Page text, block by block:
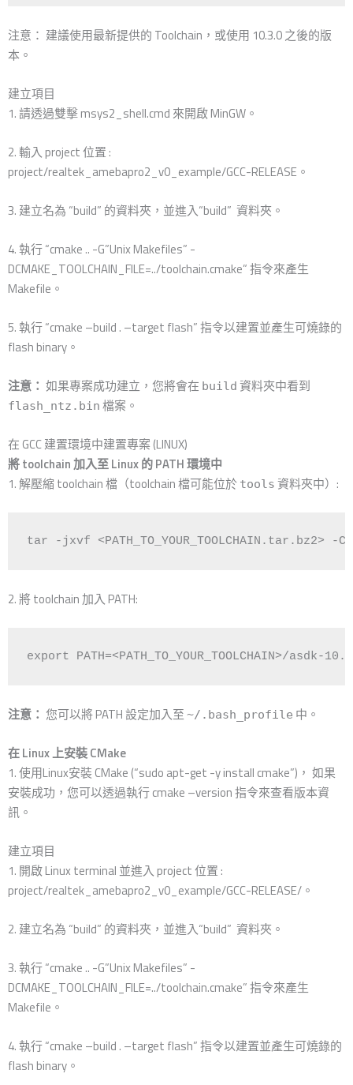
注意： 建議使用最新提供的 Toolchain，或使用 10.3.0 之後的版
本。
建立項目
1. 請透過雙擊 msys2_shell.cmd 來開啟 MinGW。
2. 輸入 project 位置 :
project/realtek_amebapro2_v0_example/GCC-RELEASE。
3. 建立名為 “build” 的資料夾，並進入“build” 資料夾。
4. 執行 “cmake .. -G”Unix Makefiles” -
DCMAKE_TOOLCHAIN_FILE=../toolchain.cmake” 指令來產生
Makefile。
5. 執行 “cmake –build . –target flash” 指令以建置並產生可燒錄的
flash binary。
注意： 如果專案成功建立，您將會在 build 資料夾中看到
flash_ntz.bin 檔案。
在 GCC 建置環境中建置專案 (LINUX)
將 toolchain 加入至 Linux 的 PATH 環境中
1. 解壓縮 toolchain 檔（toolchain 檔可能位於 tools 資料夾中）:
tar -jxvf <PATH_TO_YOUR_TOOLCHAIN.tar.bz2> -C
2. 將 toolchain 加入 PATH:
export PATH=<PATH_TO_YOUR_TOOLCHAIN>/
注意： 您可以將 PATH 設定加入至~/.bash_profile 中。
在 Linux 上安裝 CMake
1. 使用Linux安裝 CMake (“sudo apt-get -y install cmake”)， 如果
安裝成功，您可以透過執行 cmake –version 指令來查看版本資
訊。
建立項目
1. 開啟 Linux terminal 並進入 project 位置 :
project/realtek_amebapro2_v0_example/GCC-RELEASE/。
2. 建立名為 “build” 的資料夾，並進入“build” 資料夾。
3. 執行 “cmake .. -G”Unix Makefiles” -
DCMAKE_TOOLCHAIN_FILE=../toolchain.cmake” 指令來產生
Makefile。
4. 執行 “cmake –build . –target flash” 指令以建置並產生可燒錄的
flash binary。